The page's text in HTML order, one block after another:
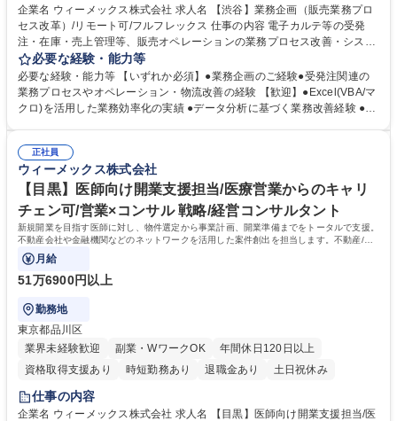
企業名 ウィーメックス株式会社 求人名 【渋谷】業務企画（販売業務プロ
セス改革）/リモート可/フルフレックス 仕事の内容 電子カルテ等の受発
注・在庫・売上管理等、販売オペレーションの業務プロセス改善・システ
ム化を主導。BPOやRPA導入、新製品に対応する新たな販売プロセスの企
画・構築をお任せします。 ●受注情報やPSI（仕入、販売、在庫）計画に
基づく受注、納期調整、管理、出荷、売上計上、出荷、物流管理などの販
売に関する最適なオペレーションの遂行 ●自部署の業務プロセスの改善・
ルに対応するオペレーションのプロセスやシステムの構築に向けた施策企
画 募集職種 【渋谷】業務企画（販売業務プロセス改革）/リモート可/フル
フレックス
必要な経験・能力等
必要な経験・能力等 【いずれか必須】●業務企画のご経験●受発注関連の
業務プロセスやオペレーション・物流改善の経験 【歓迎】●Excel(VBA/マ
クロ)を活用した業務効率化の実績 ●データ分析に基づく業務改善経験 ●ベ
構築に裁量を持って挑戦できます。販売領域に留まらず幅広いプロジェク
トに参画し、医療DXの推進と利益最大化に直接貢献できるやりがいがあ
ります。 学歴・資格 学歴：大学院 大学 高専 短大 専修学校 高校 語学力：
資格：
正社員
ウィーメックス株式会社
【目黒】医師向け開業支援担当/医療営業からのキャリ
チェン可/営業×コンサル 戦略/経営コンサルタント
新規開業を目指す医師に対し、物件選定から事業計画、開業準備までをトータルで支援。
不動産会社や金融機関などのネットワークを活用した案件創出を担当します。不動産/医
療/金融のトータルスキルが身につきます。
月給
51万6900円以上
勤務地
東京都品川区
業界未経験歓迎
副業・WワークOK
年間休日120日以上
資格取得支援あり
時短勤務あり 退職金あり 土日祝休み
仕事の内容
企業名 ウィーメックス株式会社 求人名 【目黒】医師向け開業支援担当/医